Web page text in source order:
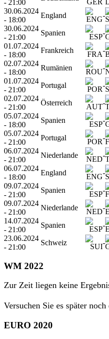
- 21:00
30.06.2024
- 18:00
England -
30.06.2024
- 21:00
Spanien -
01.07.2024
- 18:00
Frankreich -
02.07.2024
- 18:00
Rumänien -
01.07.2024
- 21:00
Portugal -
02.07.2024
- 21:00
Österreich -
05.07.2024
- 18:00
Spanien -
05.07.2024
- 21:00
Portugal -
06.07.2024
- 21:00
Niederlande -
06.07.2024
- 18:00
England -
09.07.2024
- 21:00
Spanien -
09.07.2024
- 21:00
Niederlande -
14.07.2024
- 21:00
Spanien -
23.06.2024
- 21:00
Schweiz -
WM 2022
Zur Zeit liegen keine
Versuchen Sie es später
EURO 2020